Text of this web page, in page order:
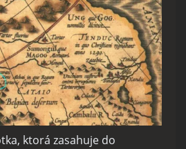
ktorá zasahuje do